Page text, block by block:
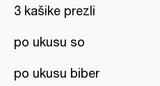
3 kašike prezli
po ukusu so
po ukusu biber